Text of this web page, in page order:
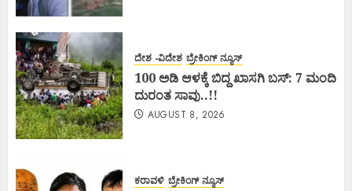
ದೇಶ -ವಿದೇಶ ಬ್ರೇಕಿಂಗ್ ನ್ಯೂಸ್
100 ಅಡಿ ಆಳಕ್ಕೆ ಬಿದ್ದ ಖಾಸಗಿ ಬಸ್: 7 ಮಂದಿ
ದುರಂತ ಸಾವು..!!
AUGUST 8, 2026
ಕರಾವಳಿ ಬ್ರೇಕಿಂಗ್ ನ್ಯೂಸ್